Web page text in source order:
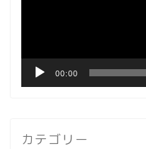
00:00
カテゴリー